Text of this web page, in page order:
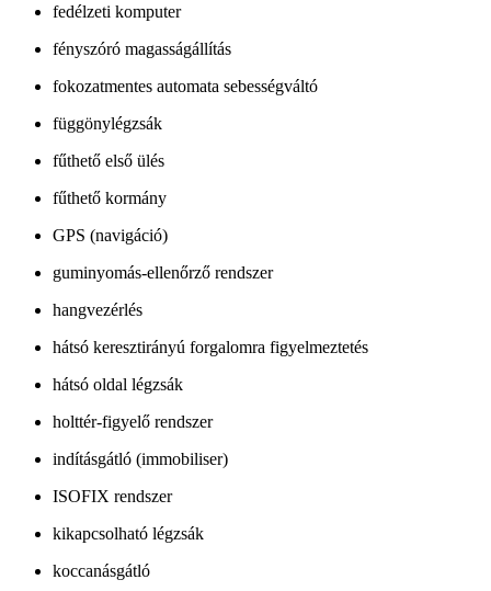
fedélzeti komputer
fényszóró magasságállítás
fokozatmentes automata sebességváltó
függönylégzsák
fűthető első ülés
fűthető kormány
GPS (navigáció)
guminyomás-ellenőrző rendszer
hangvezérlés
hátsó keresztirányú forgalomra figyelmeztetés
hátsó oldal légzsák
holttér-figyelő rendszer
indításgátló (immobiliser)
ISOFIX rendszer
kikapcsolható légzsák
koccanásgátló